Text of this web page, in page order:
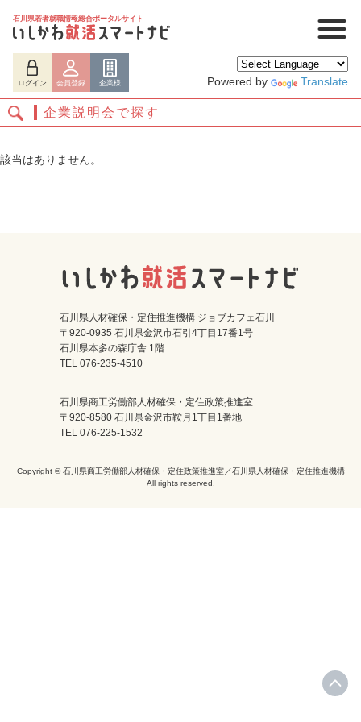
石川県若者就職情報総合ポータルサイト
ログイン 会員登録 企業様 Powered by Translate
ログイン 会員登録
企業説明会で探す
該当はありません。
石川県人材確保・定住推進機構 ジョブカフェ石川
〒920-0935 石川県金沢市石引4丁目17番1号
石川県本多の森庁舎 1階
TEL 076-235-4510
石川県商工労働部人材確保・定住政策推進室
〒920-8580 石川県金沢市鞍月1丁目1番地
TEL 076-225-1532
Copyright © 石川県商工労働部人材確保・定住政策推進室／石川県人材確保・定住推進機構
All rights reserved.